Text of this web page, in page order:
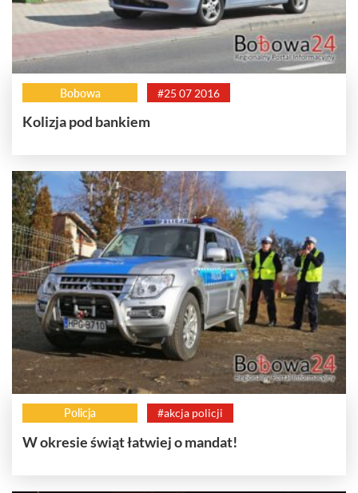
Bobowa #25 07 2016
Kolizja pod bankiem
Policja #akcja policji
W okresie świąt łatwiej o mandat!